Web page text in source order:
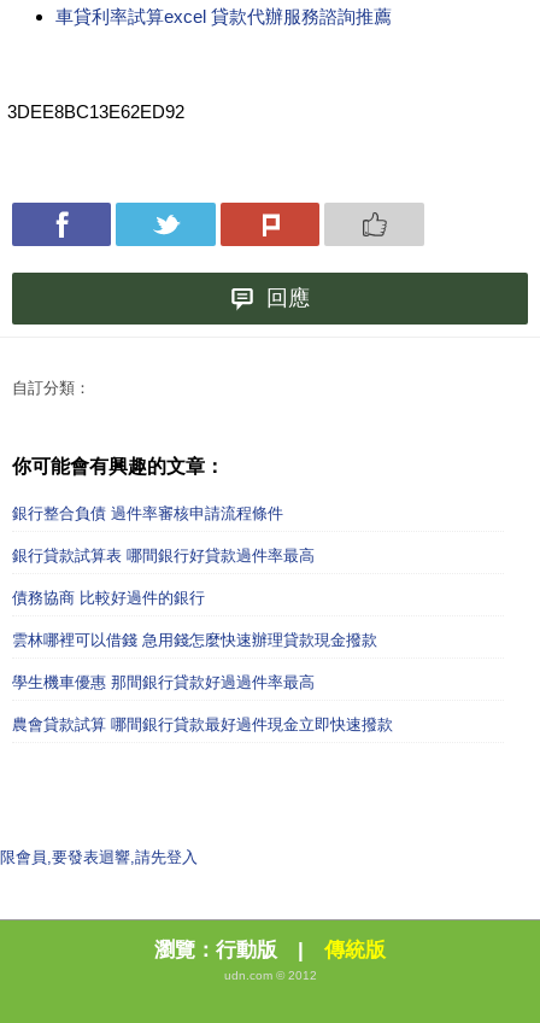
車貸利率試算excel 貸款代辦服務諮詢推薦
3DEE8BC13E62ED92
回應
自訂分類：
你可能會有興趣的文章：
銀行整合負債 過件率審核申請流程條件
銀行貸款試算表 哪間銀行好貸款過件率最高
債務協商 比較好過件的銀行
雲林哪裡可以借錢 急用錢怎麼快速辦理貸款現金撥款
學生機車優惠 那間銀行貸款好過過件率最高
農會貸款試算 哪間銀行貸款最好過件現金立即快速撥款
限會員,要發表迴響,請先登入
瀏覽： 行動版 | 傳統版
udn.com © 2012